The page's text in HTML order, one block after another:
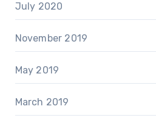
July 2020
November 2019
May 2019
March 2019